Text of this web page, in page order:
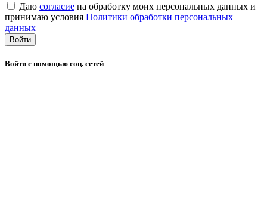
Даю согласие на обработку моих персональных данных и
принимаю условия Политики обработки персональных
данных
Войти
Войти с помощью соц. сетей